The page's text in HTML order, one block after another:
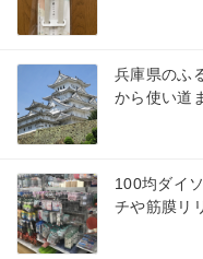
兵庫県のふ
から使い道
100均ダイ
チや筋膜リ